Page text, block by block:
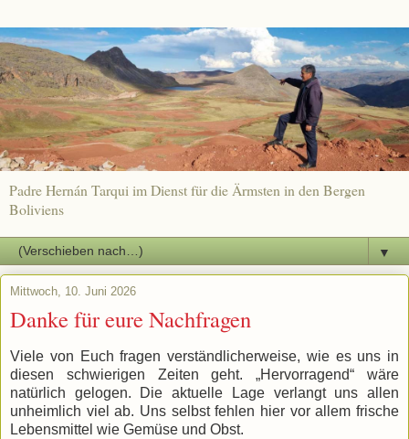
Padre Hernán Tarqui im Dienst für die Ärmsten in den Bergen
Boliviens
▼
Mittwoch, 10. Juni 2026
Danke für eure Nachfragen
Viele von Euch fragen verständlicherweise, wie es uns in
diesen schwierigen Zeiten geht. „Hervorragend“ wäre
natürlich gelogen. Die aktuelle Lage verlangt uns allen
unheimlich viel ab. Uns selbst fehlen hier vor allem frische
Lebensmittel wie Gemüse und Obst.